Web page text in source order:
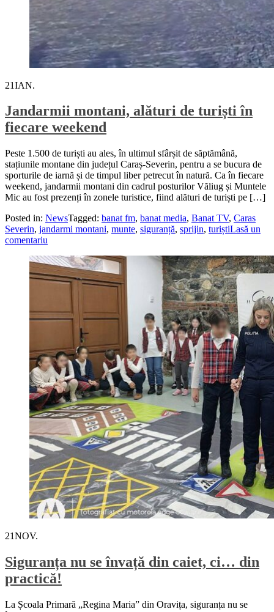
21IAN.
Jandarmii montani, alături de turiști în
fiecare weekend
Peste 1.500 de turiști au ales, în ultimul sfârșit de săptămână,
stațiunile montane din județul Caraș-Severin, pentru a se bucura de
sporturile de iarnă și de timpul liber petrecut în natură. Ca în fiecare
weekend, jandarmii montani din cadrul posturilor Văliug și Muntele
Mic au fost prezenți în zonele turistice, fiind alături de turiști pe […]
Posted in: NewsTagged: banat fm, banat media, Banat TV, Caras
Severin, jandarmi montani, munte, siguranță, sprijin, turiștiLasă un
comentariu
21NOV.
Siguranța nu se învață din caiet, ci… din
practică!
La Școala Primară „Regina Maria” din Oravița, siguranța nu se